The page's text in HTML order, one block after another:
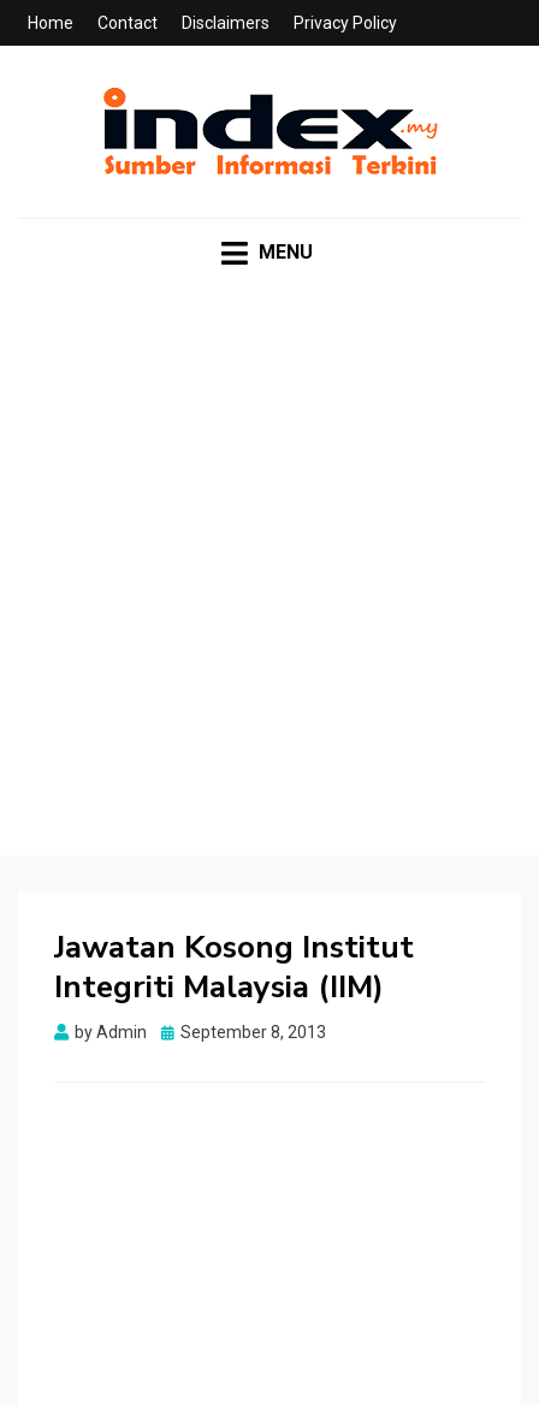
Home Contact Disclaimers Privacy Policy
MENU
Jawatan Kosong Institut
Integriti Malaysia (IIM)
byAdmin
Posted
September 8, 2013